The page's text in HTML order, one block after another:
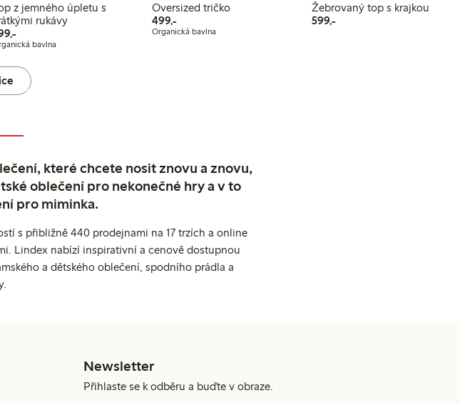
z jemného úpletu s
rukávy
599,00 Kč
bavlna
Oversized tričko
499,-499,00 Kč
Organická bavlna
Žebrovaný top s krajkou
599,-599,00 Kč
které chcete nosit znovu a znovu,
oblečení pro nekonečné hry a v to
pro miminka.
s přibližně 440 prodejnami na 17 trzích a online
Lindex nabízí inspirativní a cenově dostupnou
a dětského oblečení, spodního prádla a
Newsletter
Přihlaste se k odběru a buďte v obraze.